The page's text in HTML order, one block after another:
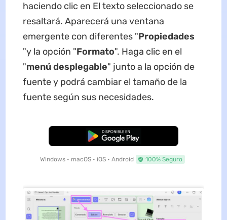
haciendo clic en El texto seleccionado se
resaltará. Aparecerá una ventana
emergente con diferentes "Propiedades
"y la opción "Formato". Haga clic en el
"menú desplegable" junto a la opción de
fuente y podrá cambiar el tamaño de la
fuente según sus necesidades.
Descarga Gratuita
Windows • macOS • iOS • Android 100% Seguro